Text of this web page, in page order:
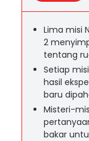
Lima misi
2
tentang
Setiap
hasil
baru
Misteri-
bakar